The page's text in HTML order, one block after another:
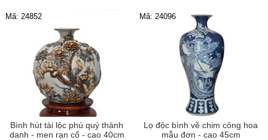
Bình hút tài lộc phú quý thành
danh - men rạn cổ - cao 40cm
Mã: 24852
Lọ độc bình vẽ chim công hoa
mẫu đơn - cao 45cm
Mã: 24096